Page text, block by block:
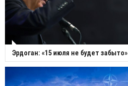
Эрдоган: «15 июля не будет забыто»